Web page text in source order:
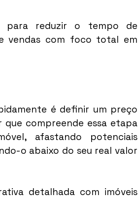
para reduzir o tempo de
vendas com foco total em
é definir um preço
compreende essa etapa
afastando potenciais
o abaixo do seu real valor
detalhada com imóveis